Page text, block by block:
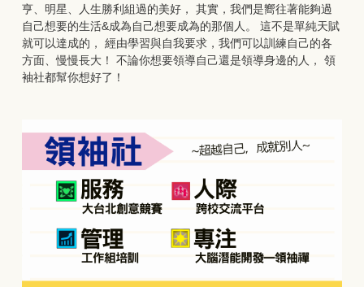
亨、明星、人生勝利組過的美好， 其實，我們是嚮往著能夠過
自己想要的生活&成為自己想要成為的那個人。 這不是單純天賦
就可以達成的， 經由學習與自我要求，我們可以訓練自己的各
方面、慢慢長大！ 不論你想要領導自己還是領導身邊的人， 領
袖社都幫你想好了！